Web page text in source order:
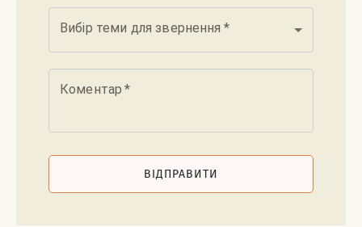
Вибір теми для звернення *
Коментар *
ВІДПРАВИТИ